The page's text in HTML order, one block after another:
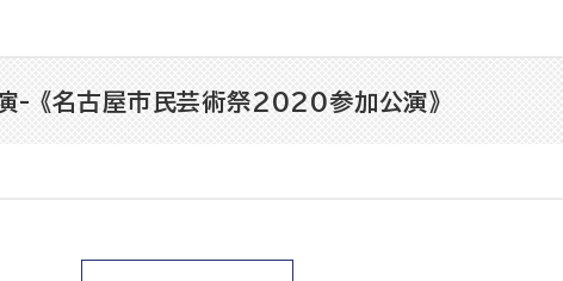
《名古屋市民芸術祭2020参加公演》